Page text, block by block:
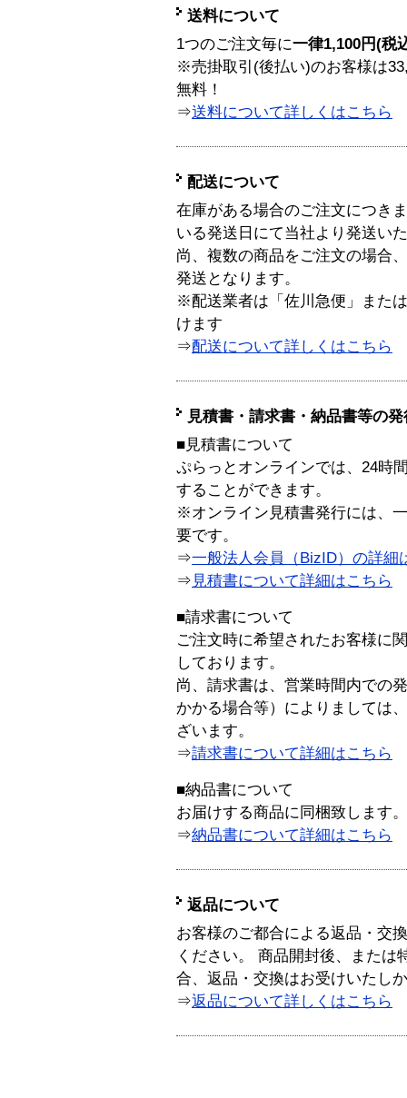
送料について
1つのご注文毎に一律1,100円(税
※売掛取引(後払い)のお客様は
無料！
⇒送料について詳しくはこちら
配送について
在庫がある場合のご注文につき
いる発送日にて当社より発送い
尚、複数の商品をご注文の場合
発送となります。
※配送業者は「佐川急便」また
けます
⇒配送について詳しくはこちら
見積書・請求書・納品書等の
■見積書について
ぷらっとオンラインでは、24時
することができます。
※オンライン見積書発行には、
要です。
⇒一般法人会員（BizID）の詳細
⇒ 見積書について詳細はこちら
■請求書について
ご注文時に希望されたお客様に
しております。
尚、請求書は、営業時間内での
かかる場合等）によりましては
ざいます。
⇒請求書について詳細はこちら
■納品書について
お届けする商品に同梱致します。
⇒納品書について詳細はこちら
返品について
お客様のご都合による返品・交
ください。 商品開封後、または
合、返品・交換はお受けいたし
⇒返品について詳しくはこちら